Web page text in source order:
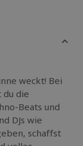
weckt! Bei
die
Beats und
DJs wie
schaffst